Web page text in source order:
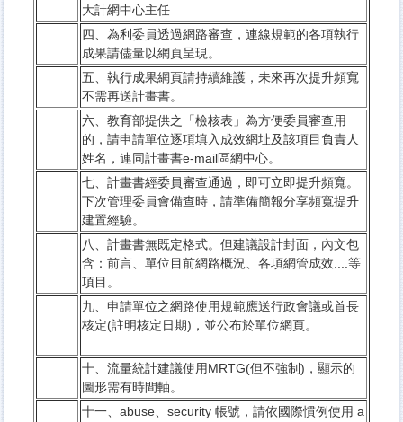
大計網中心主任
四、為利委員透過網路審查，連線規範的各項執行
成果請儘量以網頁呈現。
五、執行成果網頁請持續維護，未來再次提升頻寬
不需再送計畫書。
六、教育部提供之
「檢核表 」為方便委員審查用
的，請申請單位逐項填入成效網址及該項目負責人
姓名，連同計畫書e-mail區網中心。
七、計畫書經委員審查通過，即可立即提升頻寬。
下次管理委員會備查時，請準備簡報分享頻寬提升
建置經驗。
八、計畫書無既定格式。但建議設計封面，內文包
含：前言、單位目前網路概況、各項網管成效....等
項目。
九、申請單位之網路使用規範應送行政會議或首長
核定(註明核定日期)，並公布於單位網頁。
十、流量統計建議使用MRTG(但不強制)，顯示的
圖形需有時間軸。
十一、abuse、security 帳號，請依國際慣例使用 a